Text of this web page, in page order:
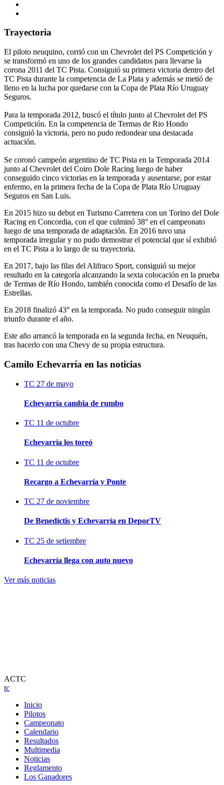
Trayectoria
El piloto neuquino, corrió con un Chevrolet del PS Competición y
se transformó en uno de los grandes candidatos para llevarse la
corona 2011 del TC Pista. Consiguió su primera victoria dentro del
TC Pista durante la competencia de La Plata y además se metió de
lleno en la lucha por quedarse con la Copa de Plata Río Uruguay
Seguros.
Para la temporada 2012, buscó el título junto al Chevrolet del PS
Competición. En la competencia de Termas de Rio Hondo
consiguió la victoria, pero no pudo redondear una destacada
actuación.
Se coronó campeón argentino de TC Pista en la Temporada 2014
junto al Chevrolet del Coiro Dole Racing luego de haber
conseguido cinco victorias en la temporada y ausentarse, por estar
enfermo, en la primera fecha de la Copa de Plata Río Uruguay
Seguros en San Luis.
En 2015 hizo su debut en Turismo Carretera con un Torino del Dole
Racing en Concordia, con el que culminó 38° en el campeonato
luego de una temporada de adaptación. En 2016 tuvo una
temporada irregular y no pudo demostrar el potencial que sí exhibió
en el TC Pista a lo largo de su trayectoria.
En 2017, bajo las filas del Alifraco Sport, consiguió su mejor
resultado en la categoría alcanzando la sexta colocación en la prueba
de Termas de Río Hondo, también conocida como el Desafío de las
Estrellas.
En 2018 finalizó 43° en la temporada. No pudo conseguir ningún
triunfo durante el año.
Este año arrancó la temporada en la segunda fecha, en Neuquén,
tras hacerlo con una Chevy de su propia estructura.
Camilo Echevarría en las noticias
TC 27 de mayo
Echevarría cambia de rumbo
TC 11 de octubre
Echevarría los toreó
TC 11 de octubre
Recargo a Echevarría y Ponte
TC 27 de noviembre
De Benedictis y Echevarría en DeporTV
TC 25 de setiembre
Echevarría llega con auto nuevo
Ver más noticias
ACTC
tc
Inicio
Pilotos
Campeonato
Calendario
Resultados
Multimedia
Noticias
Reglamento
Los Ganadores